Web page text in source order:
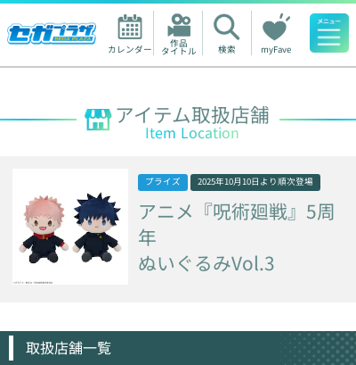
カレンダー 作品
タイトル 検索 myFave
人気ワード
アイテム取扱店舗
Item Location
プライズ 2025年10月10日 より順次登場
アニメ『呪術廻戦』5周
年
ぬいぐるみVol.3
取扱店舗一覧